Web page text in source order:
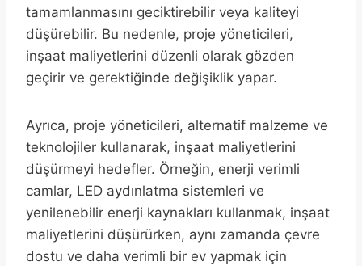
tamamlanmasını geciktirebilir veya kaliteyi
düşürebilir. Bu nedenle, proje yöneticileri,
inşaat maliyetlerini düzenli olarak gözden
geçirir ve gerektiğinde değişiklik yapar.
Ayrıca, proje yöneticileri, alternatif malzeme ve
teknolojiler kullanarak, inşaat maliyetlerini
düşürmeyi hedefler. Örneğin, enerji verimli
camlar, LED aydınlatma sistemleri ve
yenilenebilir enerji kaynakları kullanmak, inşaat
maliyetlerini düşürürken, aynı zamanda çevre
dostu ve daha verimli bir ev yapmak için